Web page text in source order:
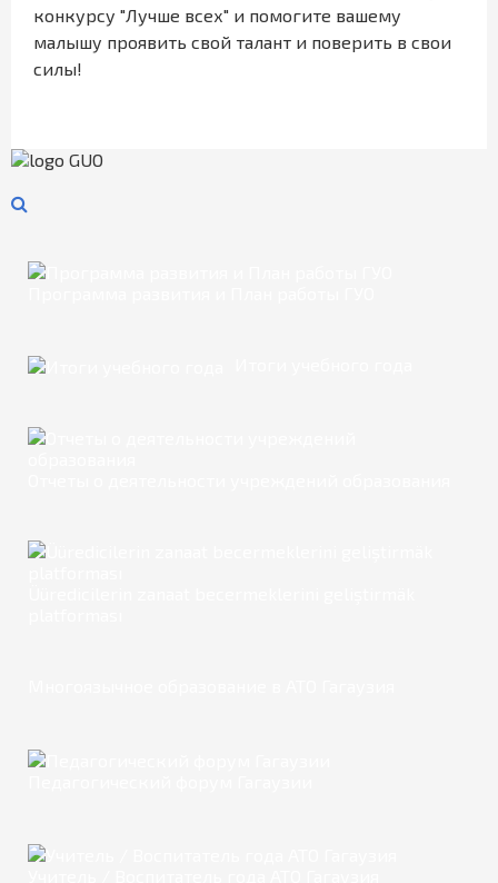
конкурсу "Лучше всех" и помогите вашему
малышу проявить свой талант и поверить в свои
силы!